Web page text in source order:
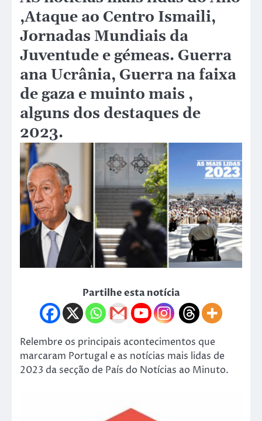
,Ataque ao Centro Ismaili,
Jornadas Mundiais da
Juventude e gémeas. Guerra
ana Ucrânia, Guerra na faixa
de gaza e muinto mais ,
alguns dos destaques de
2023.
Partilhe esta notícia
Relembre os principais acontecimentos que
marcaram Portugal e as notícias mais lidas de
2023 da secção de País do Notícias ao Minuto.